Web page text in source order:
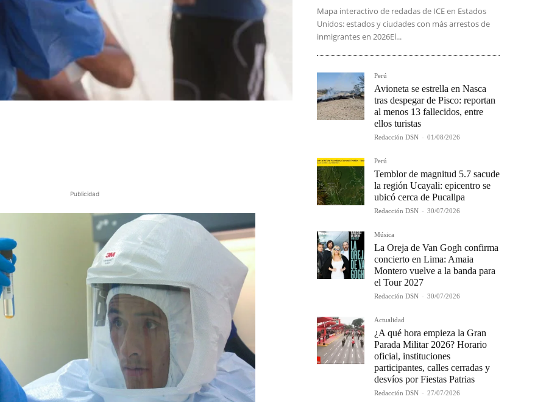
Publicidad
Mapa interactivo de redadas de ICE en Estados
Unidos: estados y ciudades con más arrestos de
inmigrantes en 2026El...
Perú
Avioneta se estrella en Nasca
tras despegar de Pisco: reportan
al menos 13 fallecidos, entre
ellos turistas
Redacción DSN - 01/08/2026
Perú
Temblor de magnitud 5.7 sacude
la región Ucayali: epicentro se
ubicó cerca de Pucallpa
Redacción DSN - 30/07/2026
Música
La Oreja de Van Gogh confirma
concierto en Lima: Amaia
Montero vuelve a la banda para
el Tour 2027
Redacción DSN - 30/07/2026
Actualidad
¿A qué hora empieza la Gran
Parada Militar 2026? Horario
oficial, instituciones
participantes, calles cerradas y
desvíos por Fiestas Patrias
Redacción DSN - 27/07/2026